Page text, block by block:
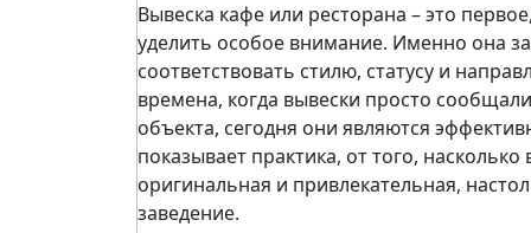
Вывеска кафе или ресторана – это
уделить особое внимание. Именно она
соответствовать стилю, статусу и
времена, когда вывески просто
объекта, сегодня они являются
показывает практика, от того,
оригинальная и привлекательная,
заведение.